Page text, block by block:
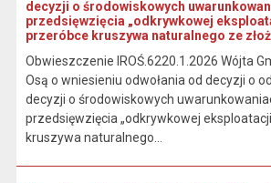
decyzji o środowiskowych
przedsięwzięcia „odkrywkowej
przeróbce kruszywa naturalnego ze
Obwieszczenie IROŚ.6220.1.2026 Wójta
Osą o wniesieniu odwołania od decyzji o
decyzji o środowiskowych
przedsięwzięcia „odkrywkowej
kruszywa naturalnego...